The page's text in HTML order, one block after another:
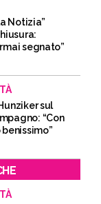
Notizia”
segnato”
sul
“Con